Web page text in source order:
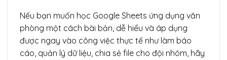
Nếu bạn muốn học Google Sheets ứng dụng văn
phòng một cách bài bản, dễ hiểu và áp dụng
được ngay vào công việc thực tế như làm báo
cáo, quản lý dữ liệu, chia sẻ file cho đội nhóm, hãy